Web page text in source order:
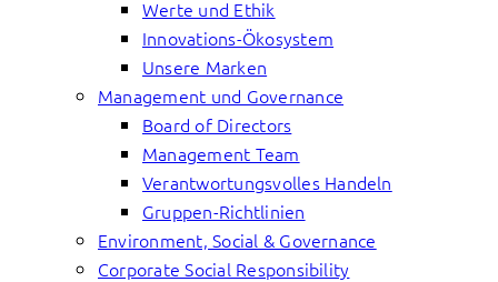
Werte und Ethik
Innovations-Ökosystem
Unsere Marken
Management und Governance
Board of Directors
Management Team
Verantwortungsvolles Handeln
Gruppen-Richtlinien
Environment, Social & Governance
Corporate Social Responsibility